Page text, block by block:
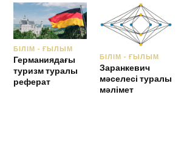
БІЛІМ - ҒЫЛЫМ
Германиядағы
туризм туралы
реферат
БІЛІМ - ҒЫЛЫМ
Заранкевич
мәселесі туралы
мәлімет